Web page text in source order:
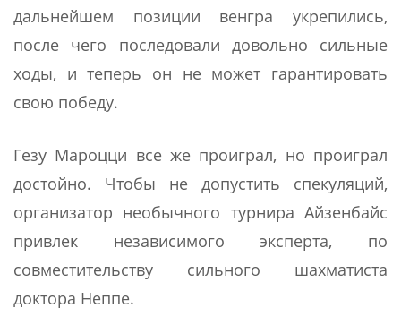
дальнейшем позиции венгра укрепились,
после чего последовали довольно сильные
ходы, и теперь он не может гарантировать
свою победу.
Гезу Мароцци все же проиграл, но проиграл
достойно. Чтобы не допустить спекуляций,
организатор необычного турнира Айзенбайс
привлек независимого эксперта, по
совместительству сильного шахматиста
доктора Неппе.